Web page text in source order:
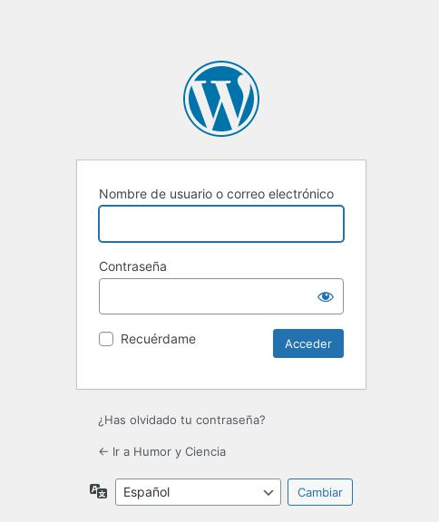
Nombre de usuario o correo electrónico
Contraseña
Recuérdame
¿Has olvidado tu contraseña?
← Ir a Humor y Ciencia
Idioma